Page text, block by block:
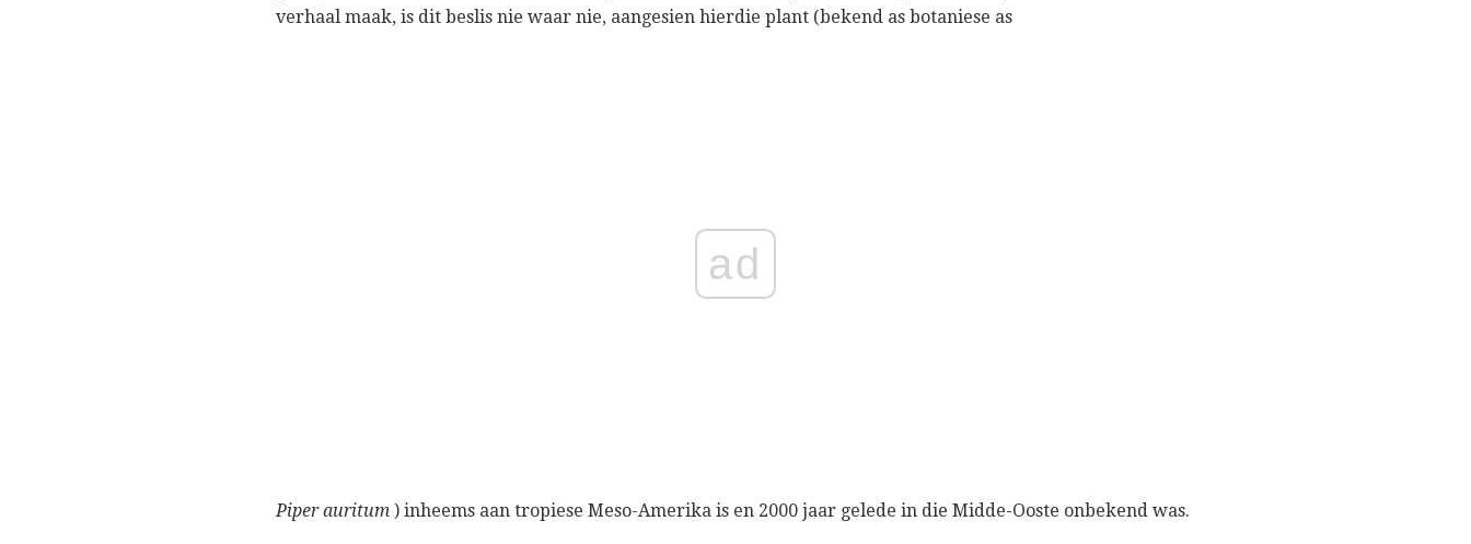
verhaal maak, is dit beslis nie waar nie, aangesien hierdie plant (bekend as botaniese as
ad
Piper auritum ) inheems aan tropiese Meso-Amerika is en 2000 jaar gelede in die Midde-Ooste onbekend was.